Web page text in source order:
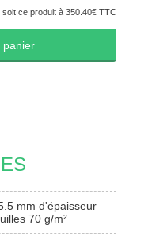
soit ce produit à 350.40€ TTC
panier
mm d'épaisseur
70 g/m²